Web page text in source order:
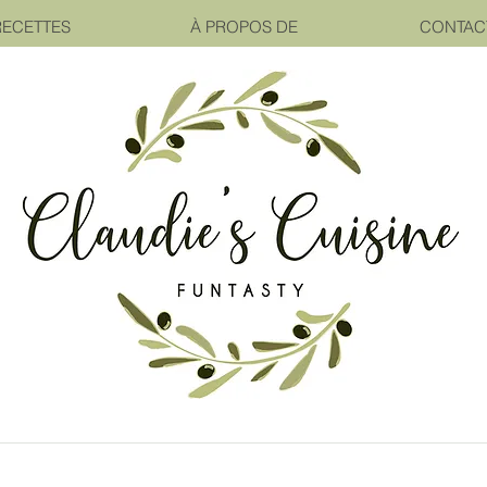
À PROPOS DE